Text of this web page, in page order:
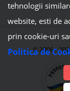
© 2006 -
tehnologii
website, esti de
prin cookie-uri
Politica de